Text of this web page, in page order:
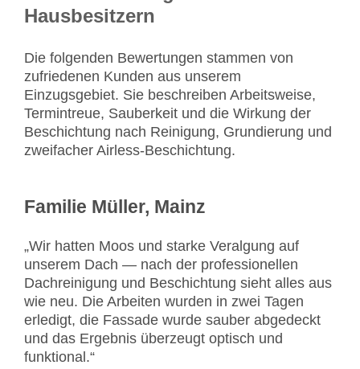
Hausbesitzern
Die folgenden Bewertungen stammen von
zufriedenen Kunden aus unserem
Einzugsgebiet. Sie beschreiben Arbeitsweise,
Termintreue, Sauberkeit und die Wirkung der
Beschichtung nach Reinigung, Grundierung und
zweifacher Airless-Beschichtung.
Familie Müller, Mainz
„Wir hatten Moos und starke Veralgung auf
unserem Dach — nach der professionellen
Dachreinigung und Beschichtung sieht alles aus
wie neu. Die Arbeiten wurden in zwei Tagen
erledigt, die Fassade wurde sauber abgedeckt
und das Ergebnis überzeugt optisch und
funktional.“